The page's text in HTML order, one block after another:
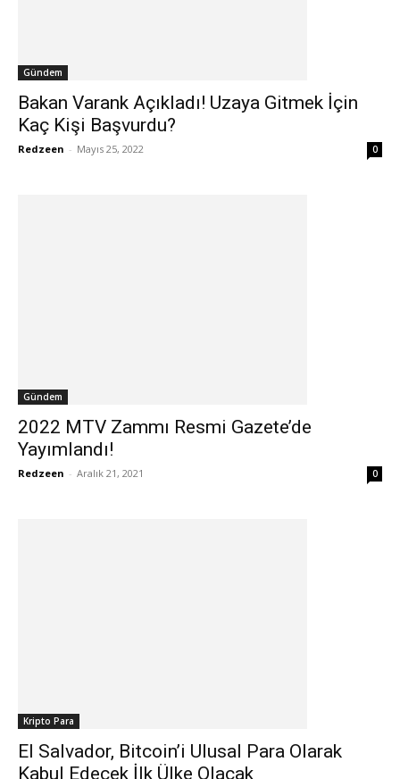
Gündem
Bakan Varank Açıkladı! Uzaya Gitmek İçin
Kaç Kişi Başvurdu?
Redzeen - Mayıs 25, 2022 0
Gündem
2022 MTV Zammı Resmi Gazete’de
Yayımlandı!
Redzeen - Aralık 21, 2021 0
Kripto Para
El Salvador, Bitcoin’i Ulusal Para Olarak
Kabul Edecek İlk Ülke Olacak